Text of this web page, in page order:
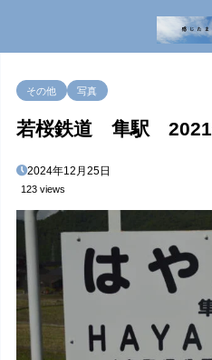
その他 写真
若桜鉄道 隼駅 2021
2024年12月25日
123 views